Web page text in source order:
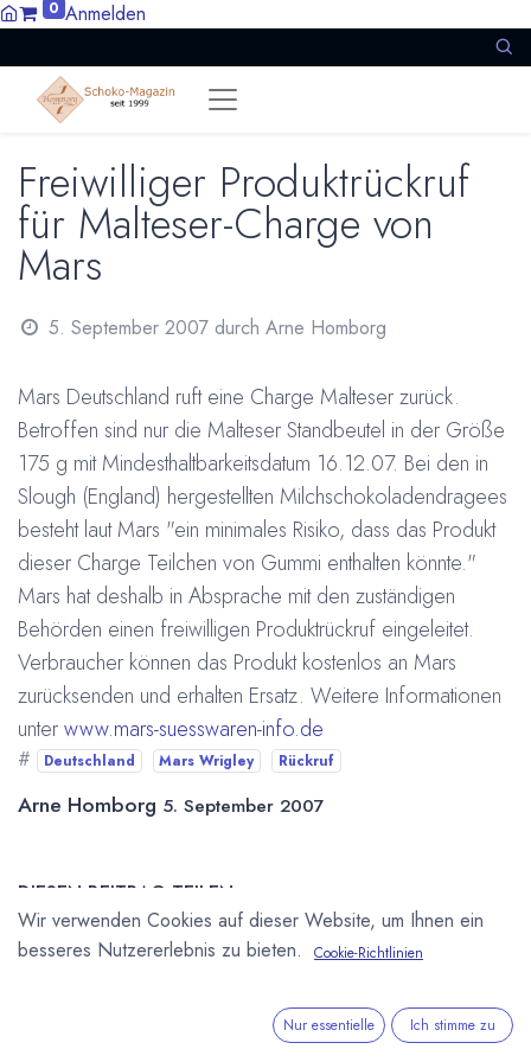
0 Anmelden
Freiwilliger Produktrückruf
für Malteser-Charge von
Mars
5. September 2007 durch Arne Homborg
Mars Deutschland ruft eine Charge Malteser zurück.
Betroffen sind nur die Malteser Standbeutel in der Größe
175 g mit Mindesthaltbarkeitsdatum 16.12.07. Bei den in
Slough (England) hergestellten Milchschokoladendragees
besteht laut Mars "ein minimales Risiko, dass das Produkt
dieser Charge Teilchen von Gummi enthalten könnte."
Mars hat deshalb in Absprache mit den zuständigen
Behörden einen freiwilligen Produktrückruf eingeleitet.
Verbraucher können das Produkt kostenlos an Mars
zurücksenden und erhalten Ersatz. Weitere Informationen
unterwww.mars-suesswaren-info.de
# Deutschland Mars Wrigley Rückruf
Arne Homborg 5. September 2007
DIESEN BEITRAG TEILEN
Wir verwenden Cookies auf dieser Website, um Ihnen ein
besseres Nutzererlebnis zu bieten.
Cookie-Richtlinien
Nur essentielle Ich stimme zu